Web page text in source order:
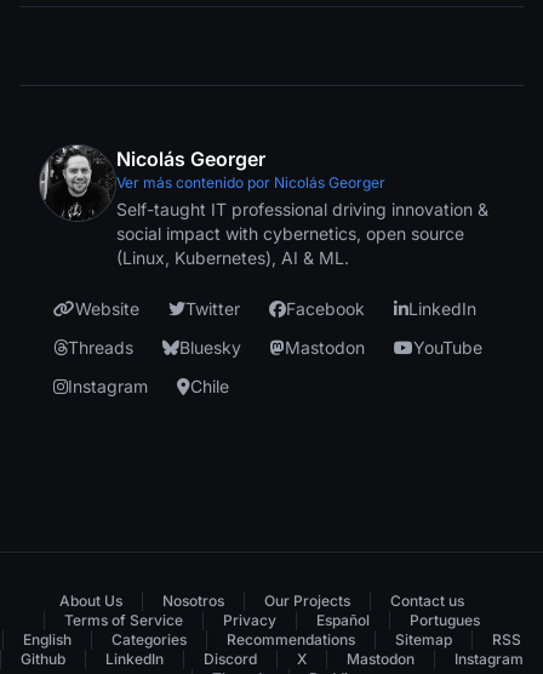
Nicolás Georger
Ver más contenido por Nicolás Georger
Self-taught IT professional driving innovation &
social impact with cybernetics, open source
(Linux, Kubernetes), AI & ML.
Website Twitter Facebook
LinkedIn
Threads
Bluesky Mastodon
YouTube
Instagram
Chile
About Us Nosotros Our Projects
Contact us
Terms of Service
Privacy Español
Portugues
English
Categories Recommendations Sitemap
RSS
Github
LinkedIn Discord X Mastodon
Instagram